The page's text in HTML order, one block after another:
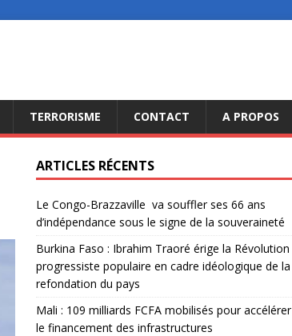
TERRORISME CONTACT A PROPOS
ARTICLES RÉCENTS
Le Congo-Brazzaville va souffler ses 66 ans
d’indépendance sous le signe de la souveraineté
Burkina Faso : Ibrahim Traoré érige la Révolution
progressiste populaire en cadre idéologique de la
refondation du pays
Mali : 109 milliards FCFA mobilisés pour accélérer
le financement des infrastructures